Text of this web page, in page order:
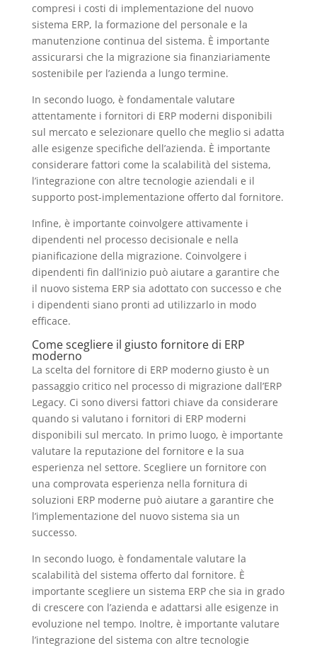
compresi i costi di implementazione del nuovo
sistema ERP, la formazione del personale e la
manutenzione continua del sistema. È importante
assicurarsi che la migrazione sia finanziariamente
sostenibile per l’azienda a lungo termine.
In secondo luogo, è fondamentale valutare
attentamente i fornitori di ERP moderni disponibili
sul mercato e selezionare quello che meglio si adatta
alle esigenze specifiche dell’azienda. È importante
considerare fattori come la scalabilità del sistema,
l’integrazione con altre tecnologie aziendali e il
supporto post-implementazione offerto dal fornitore.
Infine, è importante coinvolgere attivamente i
dipendenti nel processo decisionale e nella
pianificazione della migrazione. Coinvolgere i
dipendenti fin dall’inizio può aiutare a garantire che
il nuovo sistema ERP sia adottato con successo e che
i dipendenti siano pronti ad utilizzarlo in modo
efficace.
Come scegliere il giusto fornitore di ERP
moderno
La scelta del fornitore di ERP moderno giusto è un
passaggio critico nel processo di migrazione dall’ERP
Legacy. Ci sono diversi fattori chiave da considerare
quando si valutano i fornitori di ERP moderni
disponibili sul mercato. In primo luogo, è importante
valutare la reputazione del fornitore e la sua
esperienza nel settore. Scegliere un fornitore con
una comprovata esperienza nella fornitura di
soluzioni ERP moderne può aiutare a garantire che
l’implementazione del nuovo sistema sia un
successo.
In secondo luogo, è fondamentale valutare la
scalabilità del sistema offerto dal fornitore. È
importante scegliere un sistema ERP che sia in grado
di crescere con l’azienda e adattarsi alle esigenze in
evoluzione nel tempo. Inoltre, è importante valutare
l’integrazione del sistema con altre tecnologie